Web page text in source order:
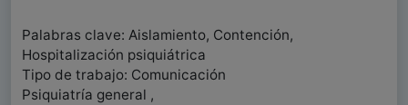
Palabras clave: Aislamiento, Contención,
Hospitalización psiquiátrica
Tipo de trabajo: Comunicación
Psiquiatría general ,